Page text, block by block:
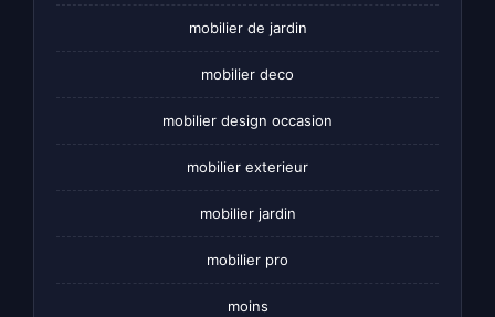
mobilier de jardin
mobilier deco
mobilier design occasion
mobilier exterieur
mobilier jardin
mobilier pro
moins